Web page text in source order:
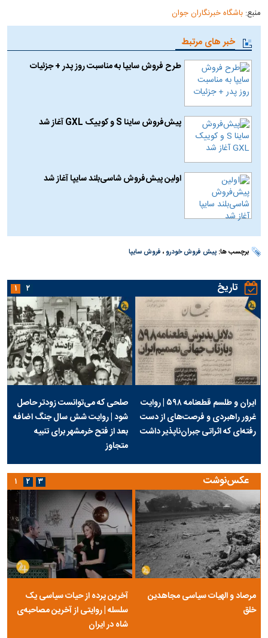
منبع:باشگاه خبرنگاران جوان
خبر های مرتبط
طرح فروش سایپا به مناسبت روز پدر + جزئیات
پیش‌فروش ساینا S و کوییک GXL آغاز شد
اولین پیش‌فروش شاسی‌بلند سایپا آغاز شد
برچسب ها:پیش فروش خودرو، فروش سایپا
تاریخ
ایران و طلسم قطعنامه ۵۹۸ | روایت
غرور راهبردی و فرصت‌های از دست
رفته‌ای که اثراتی جبران‌ناپذیر داشت
صلحی که می‌توانست زودتر حاصل
شود | روایت شش سال جنگ اضافه
بعد از فتح خرمشهر برای تنبیه
متجاوز
۱ ۲
عکس‌نوشت
مرصاد و الهیات سیاسی مجاهدین
خلق
آخرین پرده از حیات سیاسی یک
سلسله | روایتی از آخرین مصاحبه‌ی
شاه در ایران
۱ ۲ ۳